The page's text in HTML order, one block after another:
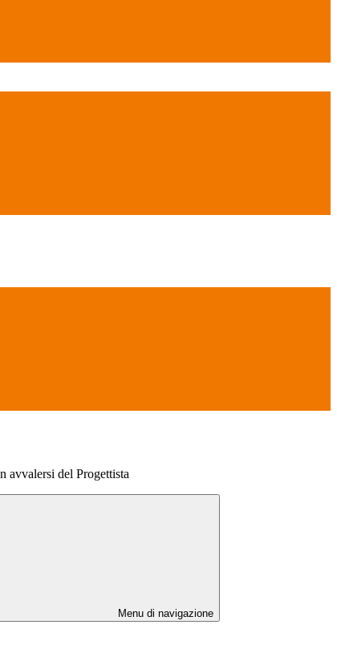
del Progettista
Menu di navigazione